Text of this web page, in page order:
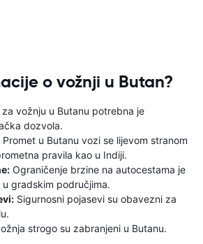
o vožnji u Butan?
za vožnju u Butanu potrebna je
dozvola.
Promet u Butanu vozi se lijevom stranom
pravila kao u Indiji.
Ograničenje brzine na autocestama je
gradskim područjima.
Sigurnosni pojasevi su obavezni za
strogo su zabranjeni u Butanu.